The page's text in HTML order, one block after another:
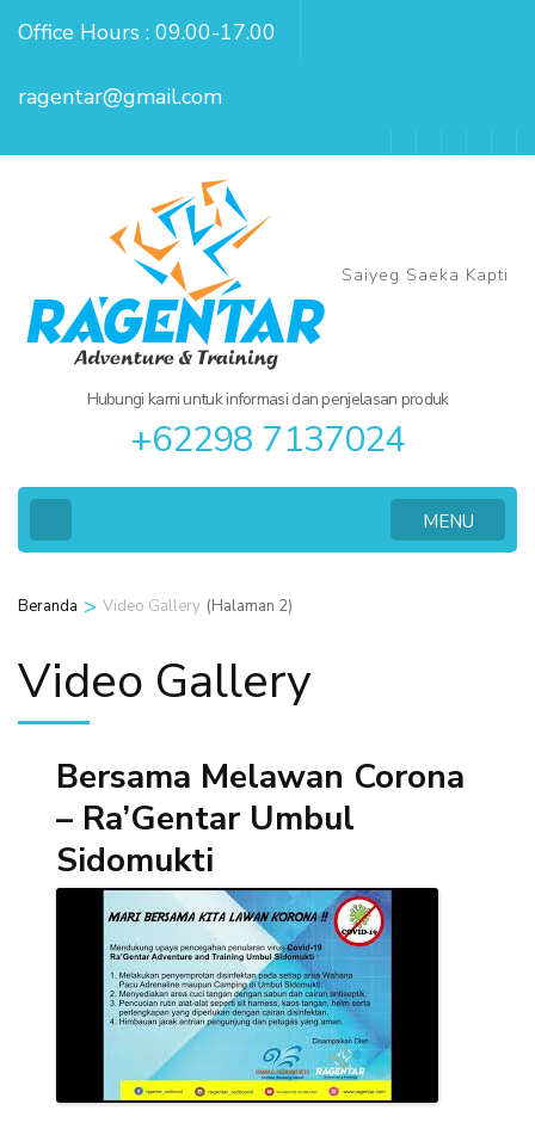
Lompat
konten
Enter)
Office Hours : 09.00-17.00
ragentar@gmail.com
Saiyeg Saeka Kapti
Hubungi kami untuk informasi dan penjelasan produk
+62298 7137024
MENU
Beranda > Video Gallery (Halaman 2)
Video Gallery
Bersama Melawan Corona
– Ra’Gentar Umbul
Sidomukti